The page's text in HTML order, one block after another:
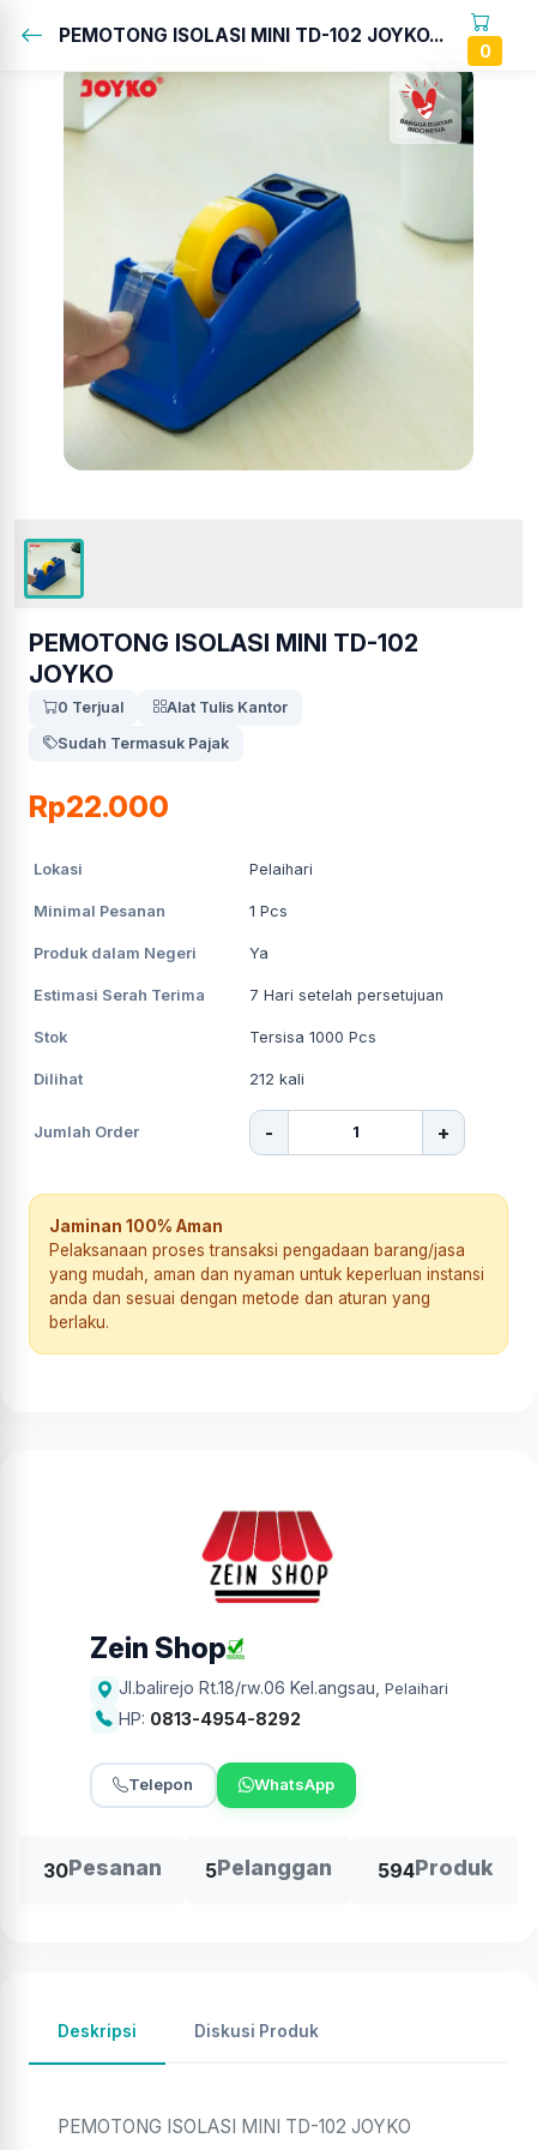
PEMOTONG ISOLASI MINI TD-102 JOYKO...
0
PEMOTONG ISOLASI MINI TD-102
JOYKO
0 Terjual
Alat Tulis Kantor
Sudah Termasuk Pajak
Rp22.000
Lokasi Pelaihari
Minimal Pesanan 1 Pcs
Produk dalam Negeri Ya
Estimasi Serah Terima 7 Hari setelah persetujuan
Stok Tersisa 1000 Pcs
Dilihat 212 kali
Jumlah Order - +
Jaminan 100% Aman
Pelaksanaan proses transaksi pengadaan barang/jasa
yang mudah, aman dan nyaman untuk keperluan instansi
anda dan sesuai dengan metode dan aturan yang
berlaku.
Zein Shop
Jl.balirejo Rt.18/rw.06 Kel.angsau Pelaihari
HP: 0813-4954-8292
Telepon WhatsApp
30Pesanan 5Pelanggan 594Produk
Deskripsi Diskusi Produk
PEMOTONG ISOLASI MINI TD-102 JOYKO